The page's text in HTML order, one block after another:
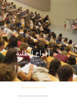
أفواج الطلبة
.................
.....................